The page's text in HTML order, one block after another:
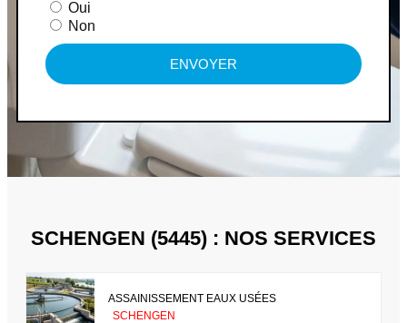
Oui
Non
ENVOYER
SCHENGEN (5445) : NOS SERVICES
ASSAINISSEMENT EAUX USÉES
SCHENGEN